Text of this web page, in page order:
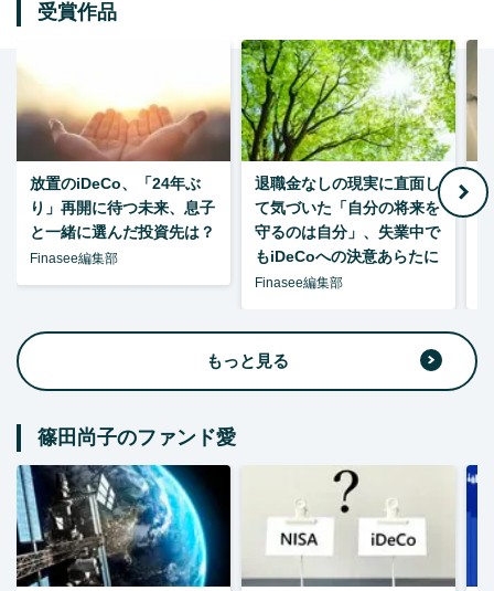
受賞作品
放置のiDeCo、「24年ぶ
り」再開に待つ未来、息子
と一緒に選んだ投資先は？
Finasee編集部
退職金なしの現実に直面し
て気づいた「自分の将来を
守るのは自分」、失業中で
もiDeCoへの決意あらたに
Finasee編集部
もっと見る
篠田尚子のファンド愛